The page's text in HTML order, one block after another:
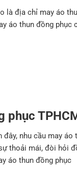
là địa chỉ may áo
áo thun đồng phục
phục
nhu cầu may
thoải mái, đòi hỏi
áo thun đồng phục